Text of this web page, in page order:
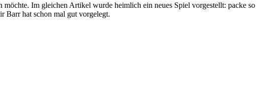
Im gleichen Artikel wurde heimlich ein neues Spiel vorgestellt: packe so
Barr hat schon mal gut vorgelegt.